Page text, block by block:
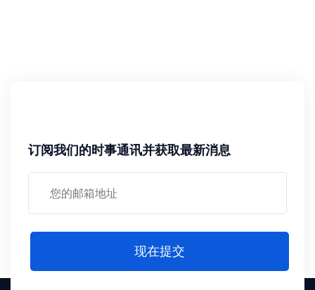
订阅我们的时事通讯并获取最新消息
现在提交